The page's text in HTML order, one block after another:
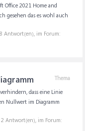
Office 2021 Home and
gesehen das es wohl auch
Antwort(en), im Forum:
Thema
dass eine Linie
Nullwert im Diagramm
2 Antwort(en), im Forum: